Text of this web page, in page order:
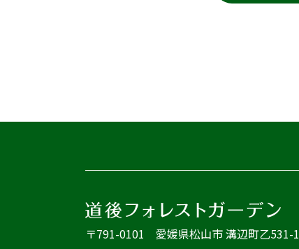
〒791-0101 愛媛県松山市 溝辺町乙531-1